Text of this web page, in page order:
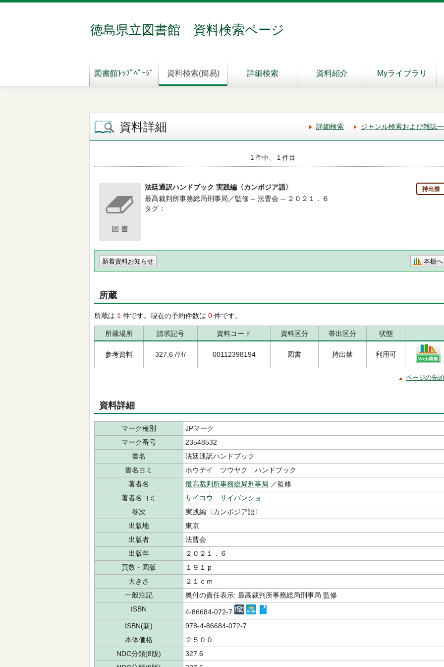
徳島県立図書館 資料検索ページ
図書館ﾄｯﾌﾟﾍﾟｰｼﾞ 資料検索(簡易) 詳細検索 資料紹介 Myライブラリ
資料詳細 詳細検索 ジャンル検索および雑誌
1 件中、 1 件目
法廷通訳ハンドブック 実践編〈カンボジア語〉 持出禁
最高裁判所事務総局刑事局／監修 -- 法曹会 -- ２０２１．６
タグ
新着資料お知らせ 本棚へ
所蔵
所蔵は 1 件です。現在の予約件数は 0 件です。
所蔵場所 請求記号 資料コード 資料区分 帯出区分 状態
参考資料 327.6 /ｻｲ/ 00112398194 図書 持出禁 利用可
ページの先
資料詳細
マーク種別
JPマーク
マーク番号
23548532
書名
法廷通訳ハンドブック
書名ヨミ
ホウテイ ツウヤク ハンドブック
著者名
最高裁判所事務総局刑事局 ／監修
著者名ヨミ
サイコウ サイバンショ
巻次
実践編〈カンボジア語〉
出版地
東京
出版者
法曹会
出版年
２０２１．６
頁数・図版
１９１ｐ
大きさ
２１ｃｍ
一般注記
奥付の責任表示: 最高裁判所事務総局刑事局 監修
ISBN
4-86684-072-7
ISBN(新)
978-4-86684-072-7
本体価格
２５００
NDC分類(8版)
327.6